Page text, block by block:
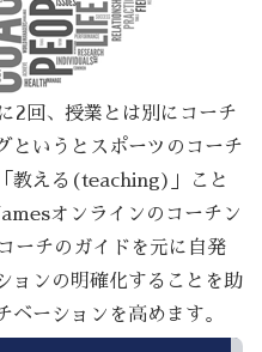
2回、授業とは別にコーチ
というとスポーツのコーチ
教える(teaching)」こと
オンラインのコーチン
ーチのガイドを元に自発
ョンの明確化することを助
ベーションを高めます。